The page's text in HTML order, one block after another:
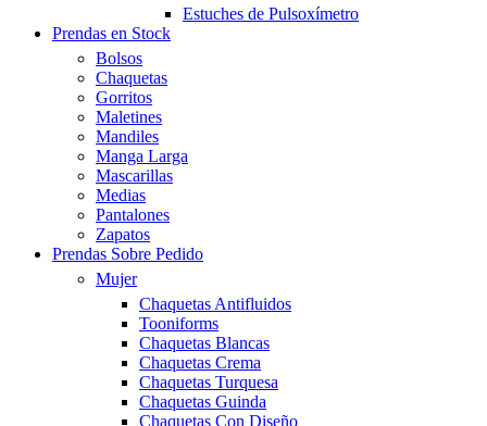
Estuches de Pulsoxímetro
Prendas en Stock
Bolsos
Chaquetas
Gorritos
Maletines
Mandiles
Manga Larga
Mascarillas
Medias
Pantalones
Zapatos
Prendas Sobre Pedido
Mujer
Chaquetas Antifluidos
Tooniforms
Chaquetas Blancas
Chaquetas Crema
Chaquetas Turquesa
Chaquetas Guinda
Chaquetas Con Diseño